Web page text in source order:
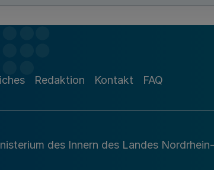
die
Redaktion Kontakt FAQ
des Innern des Landes